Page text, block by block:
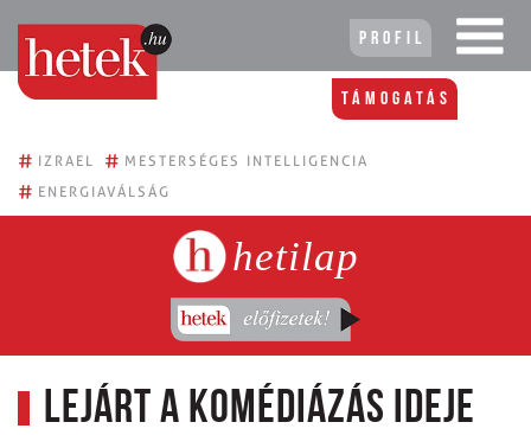
Profil
Támogatás
# IZRAEL # MESTERSÉGES INTELLIGENCIA
# ENERGIAVÁLSÁG
hetilap
Lejárt a komédiázás ideje